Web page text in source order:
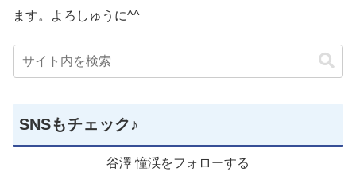
ます。よろしゅうに^^
SNSもチェック♪
谷澤 憧渓をフォローする